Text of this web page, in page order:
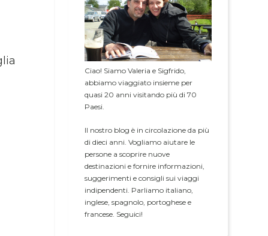
Ciao! Siamo Valeria e Sigfrido,
abbiamo viaggiato insieme per
quasi 20 anni visitando più di 70
Paesi.
Il nostro blog è in circolazione da più
di dieci anni. Vogliamo aiutare le
persone a scoprire nuove
destinazioni e fornire informazioni,
suggerimenti e consigli sui viaggi
indipendenti. Parliamo italiano,
inglese, spagnolo, portoghese e
francese. Seguici!